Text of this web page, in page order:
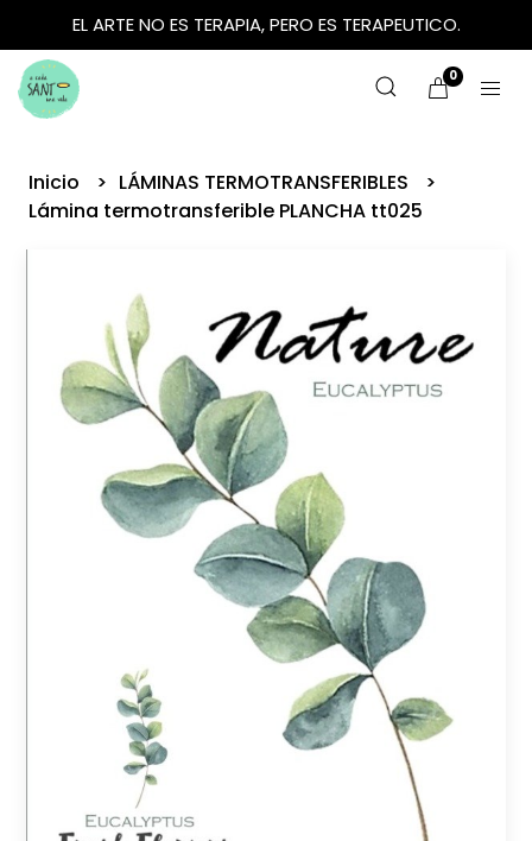
EL ARTE NO ES TERAPIA, PERO ES TERAPEUTICO.
0
Inicio
LÁMINAS TERMOTRANSFERIBLES
Lámina termotransferible PLANCHA tt025